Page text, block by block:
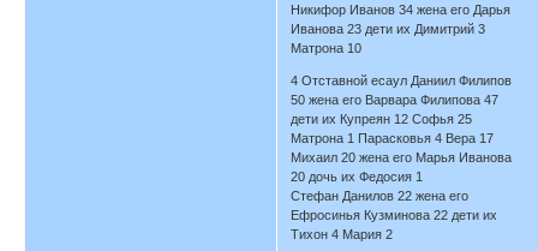
Никифор Иванов 34 жена его Дарья
Иванова 23 дети их Димитрий 3
Матрона 10
4 Отставной есаул Даниил Филипов
50 жена его Варвара Филипова 47
дети их Купреян 12 Софья 25
Матрона 1 Парасковья 4 Вера 17
Михаил 20 жена его Марья Иванова
20 дочь их Федосия 1
Стефан Данилов 22 жена его
Ефросинья Кузминова 22 дети их
Тихон 4 Мария 2